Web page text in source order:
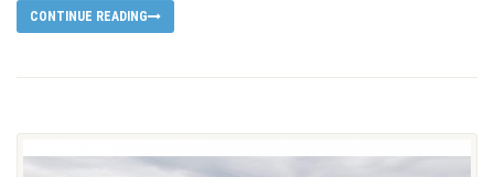
CONTINUE READING